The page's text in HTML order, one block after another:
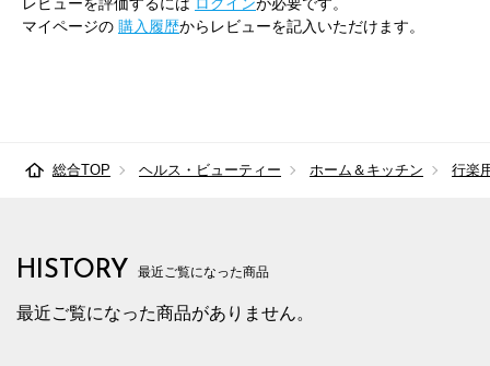
レビューを評価するには ログインが必要です。
マイページの 購入履歴からレビューを記入いただけます。
総合TOP ヘルス・ビューティー ホーム＆キッチン 行楽
HISTORY 最近ご覧になった商品
最近ご覧になった商品がありません。